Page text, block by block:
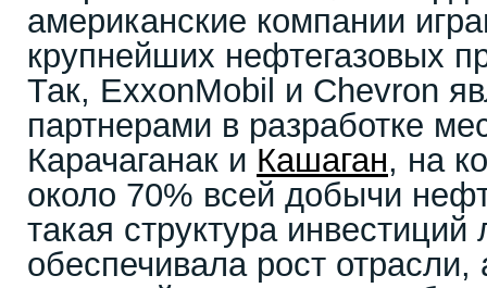
американские компании
крупнейших нефтегазовых
Так, ExxonMobil и Chevron
партнерами в разработке
Карачаганак и Кашаган, на
около 70% всей добычи
такая структура
обеспечивала рост отрасли,